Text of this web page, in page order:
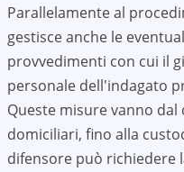
Parallelamente al
gestisce anche le
provvedimenti con cui il
personale dell'indagato
Queste misure vanno
domiciliari, fino alla
difensore può richiedere